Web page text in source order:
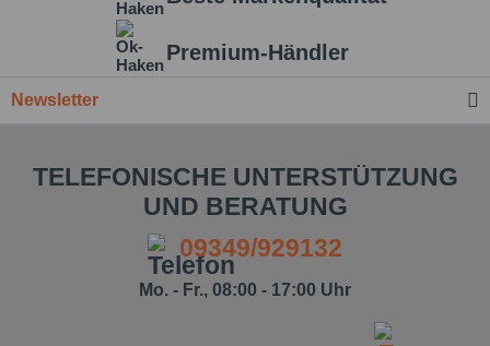
Premium-Händler
Newsletter
TELEFONISCHE UNTERSTÜTZUNG
UND BERATUNG
09349/929132
Mo. - Fr., 08:00 - 17:00 Uhr